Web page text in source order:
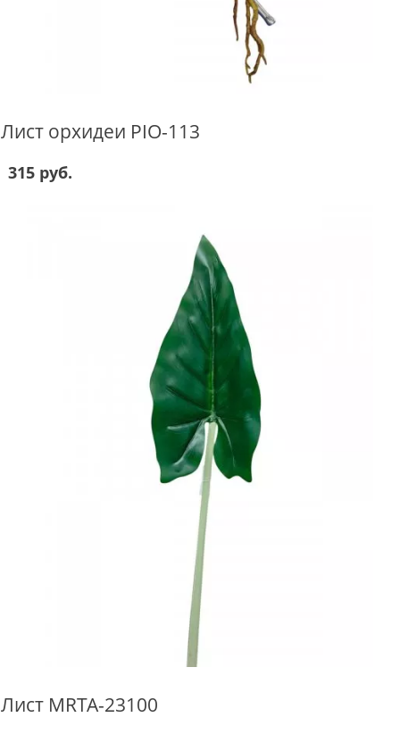
Лист орхидеи PIO-113
315 руб.
Лист MRTA-23100